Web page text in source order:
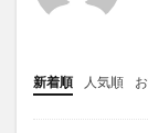
新着順 人気順